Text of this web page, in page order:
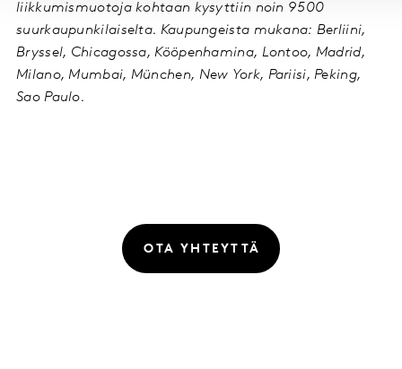
liikkumismuotoja kohtaan kysyttiin noin 9500
suurkaupunkilaiselta. Kaupungeista mukana: Berliini,
Bryssel, Chicagossa, Kööpenhamina, Lontoo, Madrid,
Milano, Mumbai, München, New York, Pariisi, Peking,
Sao Paulo.
OTA YHTEYTTÄ